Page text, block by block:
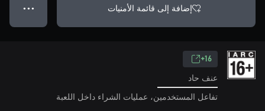
إضافة إلى قائمة الأمنيات ● ● ●
16+
عنف حاد
تفاعل المستخدمين، عمليات الشراء داخل اللعبة